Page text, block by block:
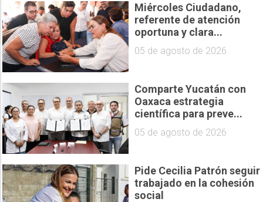
Miércoles Ciudadano,
referente de atención
oportuna y clara...
05 de agosto de 2026
Comparte Yucatán con
Oaxaca estrategia
científica para preve...
05 de agosto de 2026
Pide Cecilia Patrón seguir
trabajado en la cohesión
social